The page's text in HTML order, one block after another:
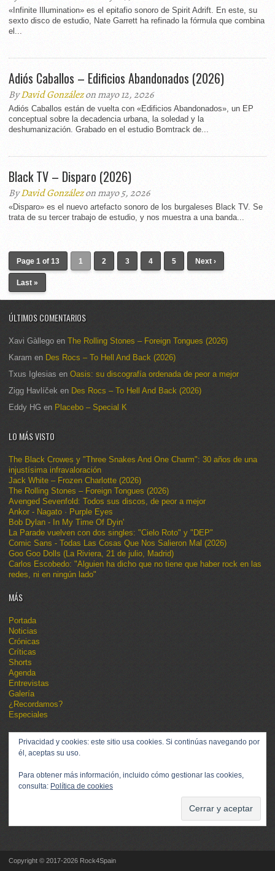
«Infinite Illumination» es el epitafio sonoro de Spirit Adrift. En este, su
sexto disco de estudio, Nate Garrett ha refinado la fórmula que combina
el...
Adiós Caballos – Edificios Abandonados (2026)
ByDavid Gonzálezon mayo 12, 2026
Adiós Caballos están de vuelta con «Edificios Abandonados», un EP
conceptual sobre la decadencia urbana, la soledad y la
deshumanización. Grabado en el estudio Bomtrack de...
Black TV – Disparo (2026)
ByDavid Gonzálezon mayo 5, 2026
«Disparo» es el nuevo artefacto sonoro de los burgaleses Black TV. Se
trata de su tercer trabajo de estudio, y nos muestra a una banda...
Page 1 of 13 1 2 3 4 5 Next ›
Last »
ÚLTIMOS COMENTARIOS
Xavi Gàllego en The Rolling Stones – Foreign Tongues (2026)
Karam en Des Rocs – To Hell And Back (2026)
Txus Iglesias en Oasis: su discografía ordenada de peor a mejor
Zigg Havlíček en Des Rocs – To Hell And Back (2026)
Eddy HG en Placebo – Special K
LO MÁS VISTO
The Black Crowes y "Three Snakes And One Charm": 30 años de una
injustísima infravaloración
Jack White – Frozen Charlotte (2026)
The Rolling Stones – Foreign Tongues (2026)
Avenged Sevenfold: Todos sus discos, de peor a mejor
Ankor - Nagato · Purple Eyes
Bob Dylan - In My Time Of Dyin'
La Parade vuelven con dos singles: "Cielo Roto" y "DEP"
Comic Sans - Todas Las Cosas Que Nos Salieron Mal (2026)
Goo Goo Dolls (La Riviera, 21 de julio, Madrid)
Carlos Escobedo: "Alguien ha dicho que no tiene que haber rock en las
redes, ni en ningún lado"
MÁS
Portada
Noticias
Crónicas
Críticas
Shorts
Agenda
Entrevistas
Galería
¿Recordamos?
Especiales
Privacidad y cookies: este sitio usa cookies. Si continúas navegando por
él, aceptas su uso.
Para obtener más información, incluido cómo gestionar las cookies,
consulta: Política de cookies
Copyright © 2017-2026 Rock4Spain